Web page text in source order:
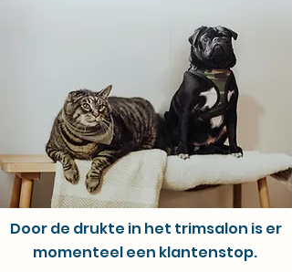
Door de drukte in het trimsalon is er
momenteel een klantenstop.